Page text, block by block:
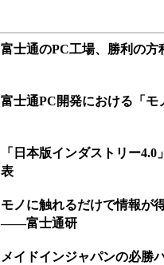
富士通のPC工場、勝利の方
富士通PC開発における「モ
「日本版インダストリー
表
モノに触れるだけで情報が
――富士通研
メイドインジャパンの必勝